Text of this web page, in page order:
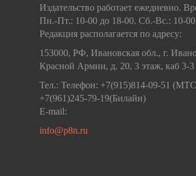
Издательство работает ежедневно.
Пн.-Пт.: 10-00 до 18-00. Сб.-Вс.: 10-00
Редакция располагается по адресу:
153000, РФ, Ивановская обл., г.
Красной Армии, д. 20, 3 этаж, каб 3-3
Тел.: Телефон: +7(915)814-09-51
+7(961)245-79-19(Билайн)
E-mail:
info@p8n.ru